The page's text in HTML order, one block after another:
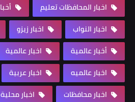
اخبار المحافظات تعليم
اخبار النواب
اخبار زيزو
أخبار عالمية
اخبار عالمية
اخبار عالميه
اخبار عربية
اخبار محافظات
اخبار محلية